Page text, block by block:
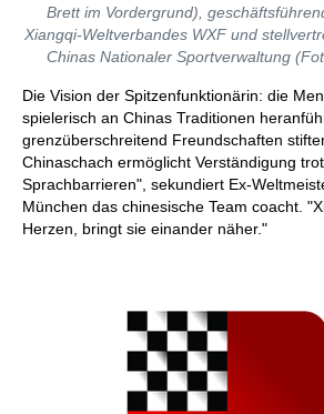
Brett im Vordergrund),
Xiangqi-Weltverbandes WXF und
Chinas Nationaler Sportverwaltung
Die Vision der Spitzenfunktionärin: die
spielerisch an Chinas Traditionen
grenzüberschreitend Freundschaften
Chinaschach ermöglicht Verständigung
Sprachbarrieren", sekundiert Ex-
München das chinesische Team coacht.
Herzen, bringt sie einander näher."